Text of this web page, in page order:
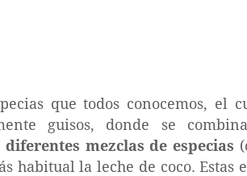
que todos conocemos, el
guisos, donde se
mezclas de especias
habitual la leche de coco.